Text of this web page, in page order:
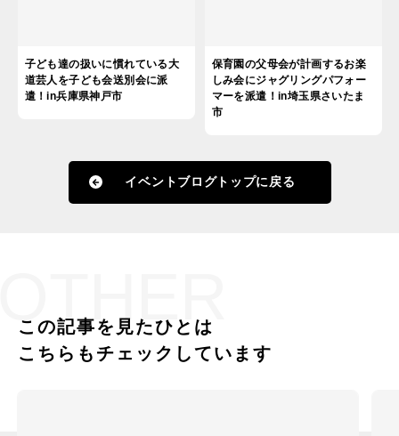
子ども達の扱いに慣れている大
道芸人を子ども会送別会に派
遣！in兵庫県神戸市
保育園の父母会が計画するお楽
しみ会にジャグリングパフォー
マーを派遣！in埼玉県さいたま
市
イベントブログトップに戻る
この記事を見たひとは
こちらもチェックしています